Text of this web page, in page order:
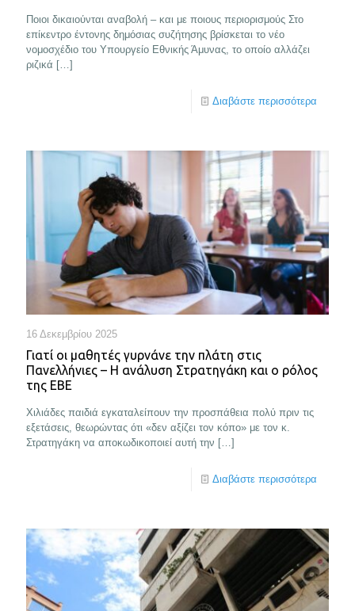
Ποιοι δικαιούνται αναβολή – και με ποιους περιορισμούς Στο
επίκεντρο έντονης δημόσιας συζήτησης βρίσκεται το νέο
νομοσχέδιο του Υπουργείο Εθνικής Άμυνας, το οποίο αλλάζει
ριζικά […]
Διαβάστε περισσότερα
16 Δεκεμβρίου 2025
Γιατί οι μαθητές γυρνάνε την πλάτη στις
Πανελλήνιες – Η ανάλυση Στρατηγάκη και ο ρόλος
της ΕΒΕ
Χιλιάδες παιδιά εγκαταλείπουν την προσπάθεια πολύ πριν τις
εξετάσεις, θεωρώντας ότι «δεν αξίζει τον κόπο» με τον κ.
Στρατηγάκη να αποκωδικοποιεί αυτή την […]
Διαβάστε περισσότερα